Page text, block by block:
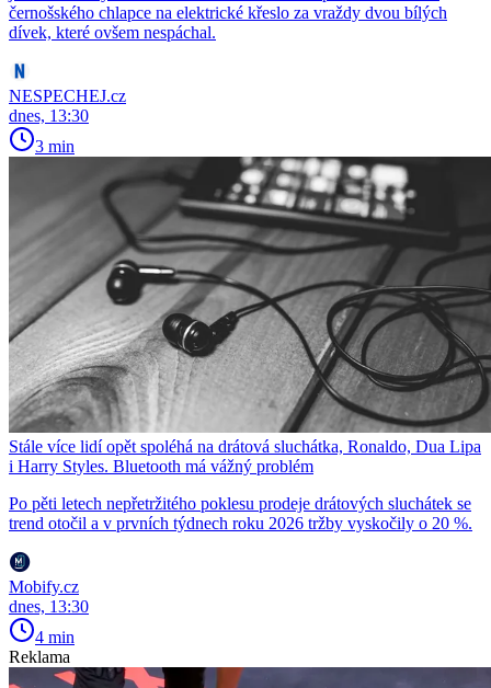
černošského chlapce na elektrické křeslo za vraždy dvou bílých
dívek, které ovšem nespáchal.
NESPECHEJ.cz
dnes, 13:30
3 min
Stále více lidí opět spoléhá na drátová sluchátka, Ronaldo, Dua Lipa
i Harry Styles. Bluetooth má vážný problém
Po pěti letech nepřetržitého poklesu prodeje drátových sluchátek se
trend otočil a v prvních týdnech roku 2026 tržby vyskočily o 20 %.
Mobify.cz
dnes, 13:30
4 min
Reklama